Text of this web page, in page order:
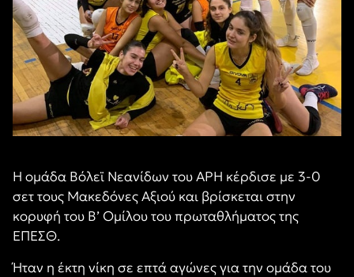
Η ομάδα Βόλεϊ Νεανίδων του ΑΡΗ κέρδισε με 3-0
σετ τους Μακεδόνες Αξιού και βρίσκεται στην
κορυφή του Β’ Ομίλου του πρωταθλήματος της
ΕΠΕΣΘ.
Ήταν η έκτη νίκη σε επτά αγώνες για την ομάδα του